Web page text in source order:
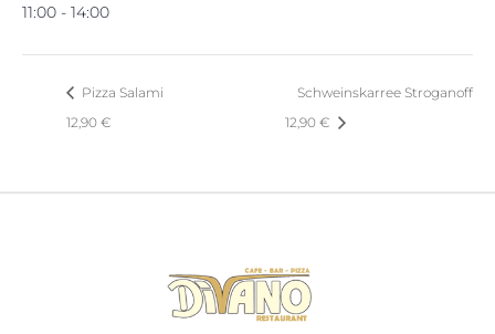
11:00 - 14:00
Pizza Salami
12,90 €
Schweinskarree Stroganoff
12,90 €